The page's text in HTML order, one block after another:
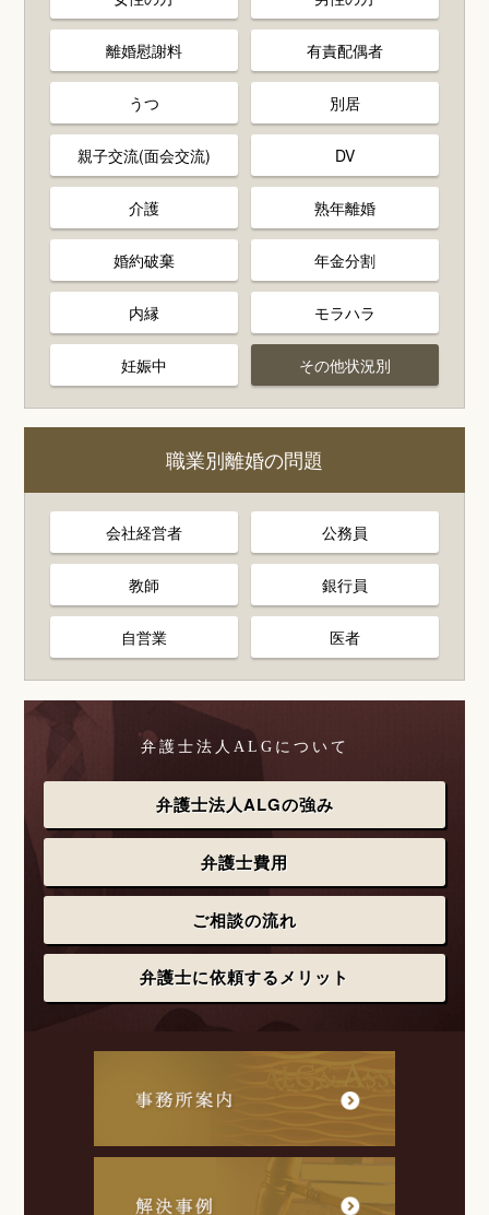
離婚慰謝料 有責配偶者
うつ 別居
親子交流(面会交流) DV
介護 熟年離婚
婚約破棄 年金分割
内縁 モラハラ
妊娠中 その他状況別
職業別離婚の問題
会社経営者 公務員
教師 銀行員
自営業 医者
弁護士法人ALGについて
弁護士法人ALGの強み
弁護士費用
ご相談の流れ
弁護士に依頼するメリット